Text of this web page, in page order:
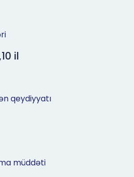
il
qeydiyyatı
müddəti